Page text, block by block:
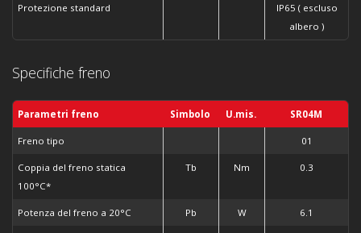
Protezione standard
IP65 ( escluso
albero )
Specifiche freno
Parametri freno Simbolo U.mis. SR04M
Freno tipo 01
Coppia del freno statica
100°C*
Tb Nm 0.3
Potenza del freno a 20°C Pb W 6.1